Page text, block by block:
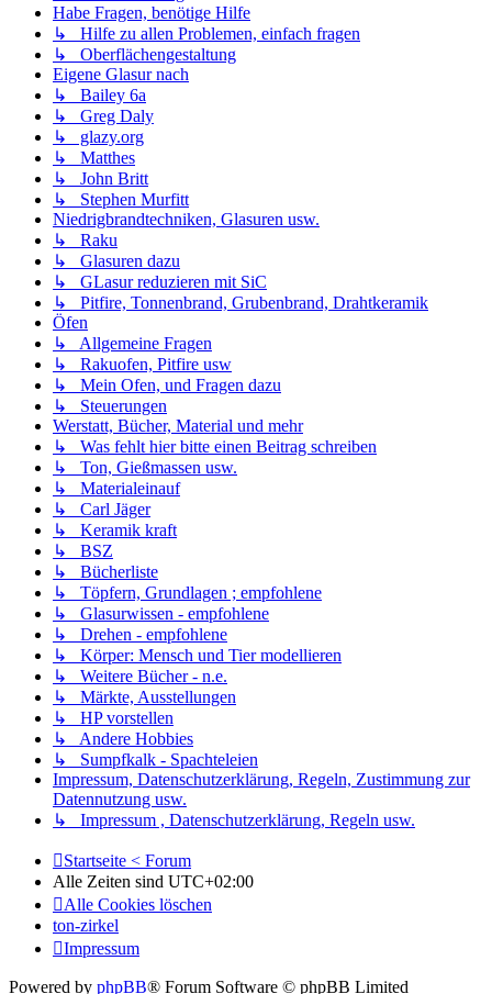
Habe Fragen, benötige Hilfe
↳ Hilfe zu allen Problemen, einfach fragen
↳ Oberflächengestaltung
Eigene Glasur nach
↳ Bailey 6a
↳ Greg Daly
↳ glazy.org
↳ Matthes
↳ John Britt
↳ Stephen Murfitt
Niedrigbrandtechniken, Glasuren usw.
↳ Raku
↳ Glasuren dazu
↳ GLasur reduzieren mit SiC
↳ Pitfire, Tonnenbrand, Grubenbrand, Drahtkeramik
Öfen
↳ Allgemeine Fragen
↳ Rakuofen, Pitfire usw
↳ Mein Ofen, und Fragen dazu
↳ Steuerungen
Werstatt, Bücher, Material und mehr
↳ Was fehlt hier bitte einen Beitrag schreiben
↳ Ton, Gießmassen usw.
↳ Materialeinauf
↳ Carl Jäger
↳ Keramik kraft
↳ BSZ
↳ Bücherliste
↳ Töpfern, Grundlagen ; empfohlene
↳ Glasurwissen - empfohlene
↳ Drehen - empfohlene
↳ Körper: Mensch und Tier modellieren
↳ Weitere Bücher - n.e.
↳ Märkte, Ausstellungen
↳ HP vorstellen
↳ Andere Hobbies
↳ Sumpfkalk - Spachteleien
Impressum, Datenschutzerklärung, Regeln, Zustimmung zur
Datennutzung usw.
↳ Impressum , Datenschutzerklärung, Regeln usw.
Startseite < Forum
Alle Zeiten sind UTC+02:00
Alle Cookies löschen
ton-zirkel
Impressum
Powered by phpBB® Forum Software © phpBB Limited